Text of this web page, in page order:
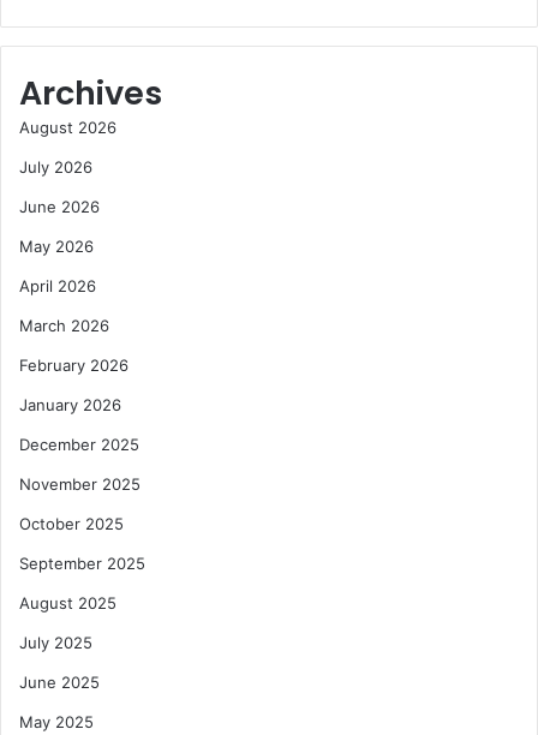
Archives
August 2026
July 2026
June 2026
May 2026
April 2026
March 2026
February 2026
January 2026
December 2025
November 2025
October 2025
September 2025
August 2025
July 2025
June 2025
May 2025